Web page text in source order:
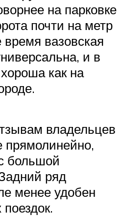
на парковке
почти на метр
вазовская
и в
как на
владельцев
прямолинейно,
большой
ряд
менее удобен